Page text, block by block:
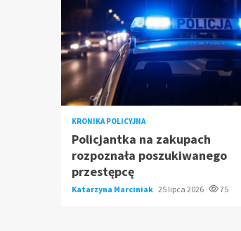
KRONIKA POLICYJNA
Policjantka na zakupach
rozpoznała poszukiwanego
przestępcę
Katarzyna Marciniak 25 lipca 2026 75